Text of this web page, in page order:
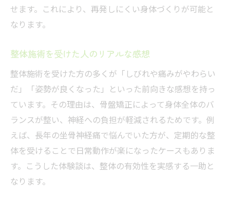
せます。これにより、再発しにくい身体づくりが可能と
なります。
整体施術を受けた人のリアルな感想
整体施術を受けた方の多くが「しびれや痛みがやわらい
だ」「姿勢が良くなった」といった前向きな感想を持っ
ています。その理由は、骨盤矯正によって身体全体のバ
ランスが整い、神経への負担が軽減されるためです。例
えば、長年の坐骨神経痛で悩んでいた方が、定期的な整
体を受けることで日常動作が楽になったケースもありま
す。こうした体験談は、整体の有効性を実感する一助と
なります。